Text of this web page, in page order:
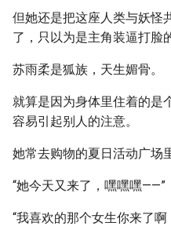
但她还是把这座人类与妖怪
了，只以为是主角装逼打脸
苏雨柔是狐族，天生媚骨。
就算是因为身体里住着的是
容易引起别人的注意。
她常去购物的夏日活动广场
“她今天又来了，嘿嘿嘿——”
“我喜欢的那个女生你来了